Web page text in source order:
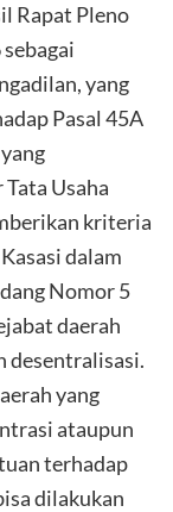
Rapat Pleno
yang
Pasal 45A
Usaha
kriteria
dalam
Nomor 5
daerah
desentralisasi.
yang
ataupun
terhadap
dilakukan